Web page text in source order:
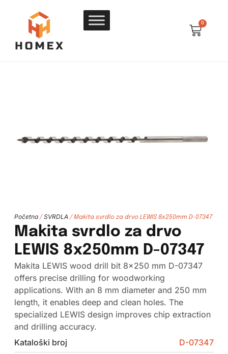
0
Početna/ SVRDLA/ Makita svrdlo za drvo LEWIS 8x250mm D-07347
Makita svrdlo za drvo
LEWIS 8x250mm D-07347
Makita LEWIS wood drill bit 8×250 mm D-07347
offers precise drilling for woodworking
applications. With an 8 mm diameter and 250 mm
length, it enables deep and clean holes. The
specialized LEWIS design improves chip extraction
and drilling accuracy.
Kataloški broj
D-07347